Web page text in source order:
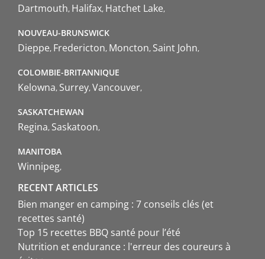
Dartmouth Halifax Hatchet Lake
NOUVEAU-BRUNSWICK
Dieppe Fredericton Moncton Saint John
COLOMBIE-BRITANNIQUE
Kelowna Surrey Vancouver
SASKATCHEWAN
Regina Saskatoon
MANITOBA
Winnipeg
RECENT ARTICLES
Bien manger en camping : 7 conseils clés (et
recettes santé)
Top 15 recettes BBQ santé pour l’été
Nutrition et endurance : l'erreur des coureurs à